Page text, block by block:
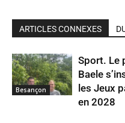
ARTICLES CONNEXES
Besançon
Sport. Le
Baele
les Jeux
en 2028